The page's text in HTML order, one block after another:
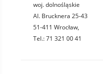
woj. dolnośląskie
Al. Brucknera 25-43
51-411 Wrocław,
Tel.: 71 321 00 41